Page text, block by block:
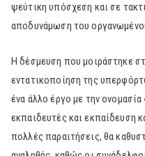
ψεύτικη υπόσχεση και σε
αποδυνάμωση του
Η δέσμευση που μοιράστηκε
εντατικοποίηση της
ένα άλλο έργο με την
εκπαιδευτές και εκπαίδευση
πολλές παραιτήσεις, θα